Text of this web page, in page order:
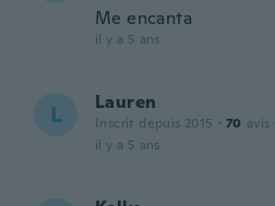
Me encanta
il y a 5 ans
L Lauren
Inscrit depuis 2015 · 70 avis
il y a 5 ans